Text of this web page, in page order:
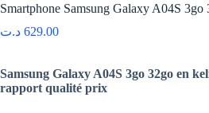
Smartphone Samsung Galaxy A04S 3go
629.00 د.ت
Samsung Galaxy A04S 3go 32go en
rapport qualité prix